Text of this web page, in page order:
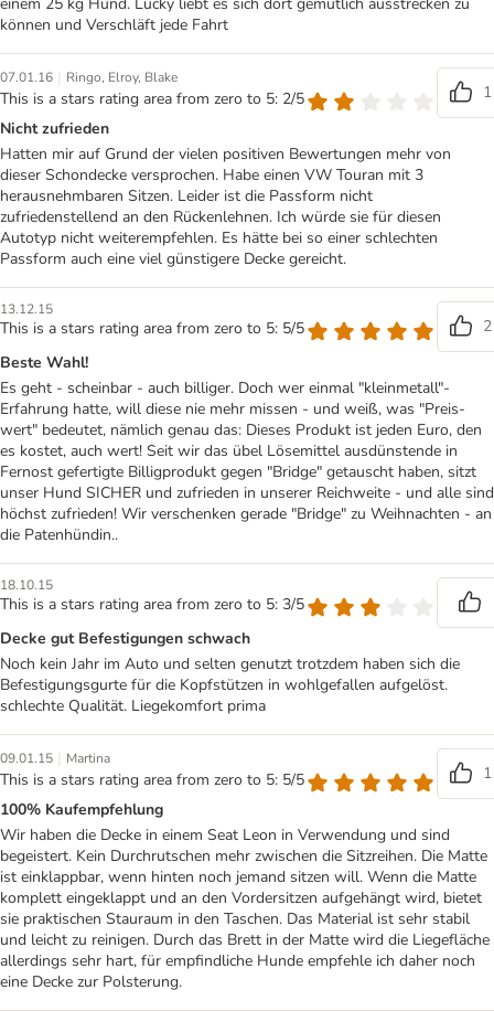
können und Verschläft jede Fahrt
07.01.16 | Ringo, Elroy, Blake
This is a stars rating area from zero to 5: 2/5
1
Nicht zufrieden
Hatten mir auf Grund der vielen positiven Bewertungen mehr von
dieser Schondecke versprochen. Habe einen VW Touran mit 3
herausnehmbaren Sitzen. Leider ist die Passform nicht
zufriedenstellend an den Rückenlehnen. Ich würde sie für diesen
Autotyp nicht weiterempfehlen. Es hätte bei so einer schlechten
Passform auch eine viel günstigere Decke gereicht.
13.12.15
This is a stars rating area from zero to 5: 5/5
2
Beste Wahl!
Es geht - scheinbar - auch billiger. Doch wer einmal "kleinmetall"-
Erfahrung hatte, will diese nie mehr missen - und weiß, was "Preis-
wert" bedeutet, nämlich genau das: Dieses Produkt ist jeden Euro, den
es kostet, auch wert! Seit wir das übel Lösemittel ausdünstende in
Fernost gefertigte Billigprodukt gegen "Bridge" getauscht haben, sitzt
unser Hund SICHER und zufrieden in unserer Reichweite - und alle sind
höchst zufrieden! Wir verschenken gerade "Bridge" zu Weihnachten - an
die Patenhündin..
18.10.15
This is a stars rating area from zero to 5: 3/5
Decke gut Befestigungen schwach
Noch kein Jahr im Auto und selten genutzt trotzdem haben sich die
Befestigungsgurte für die Kopfstützen in wohlgefallen aufgelöst.
schlechte Qualität. Liegekomfort prima
09.01.15 | Martina
This is a stars rating area from zero to 5: 5/5
1
100% Kaufempfehlung
Wir haben die Decke in einem Seat Leon in Verwendung und sind
begeistert. Kein Durchrutschen mehr zwischen die Sitzreihen. Die Matte
ist einklappbar, wenn hinten noch jemand sitzen will. Wenn die Matte
komplett eingeklappt und an den Vordersitzen aufgehängt wird, bietet
sie praktischen Stauraum in den Taschen. Das Material ist sehr stabil
und leicht zu reinigen. Durch das Brett in der Matte wird die Liegefläche
allerdings sehr hart, für empfindliche Hunde empfehle ich daher noch
eine Decke zur Polsterung.